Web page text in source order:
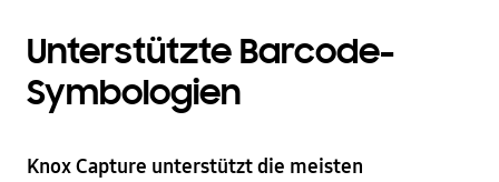
Unterstützte Barcode-
Symbologien
Knox Capture unterstützt die meisten